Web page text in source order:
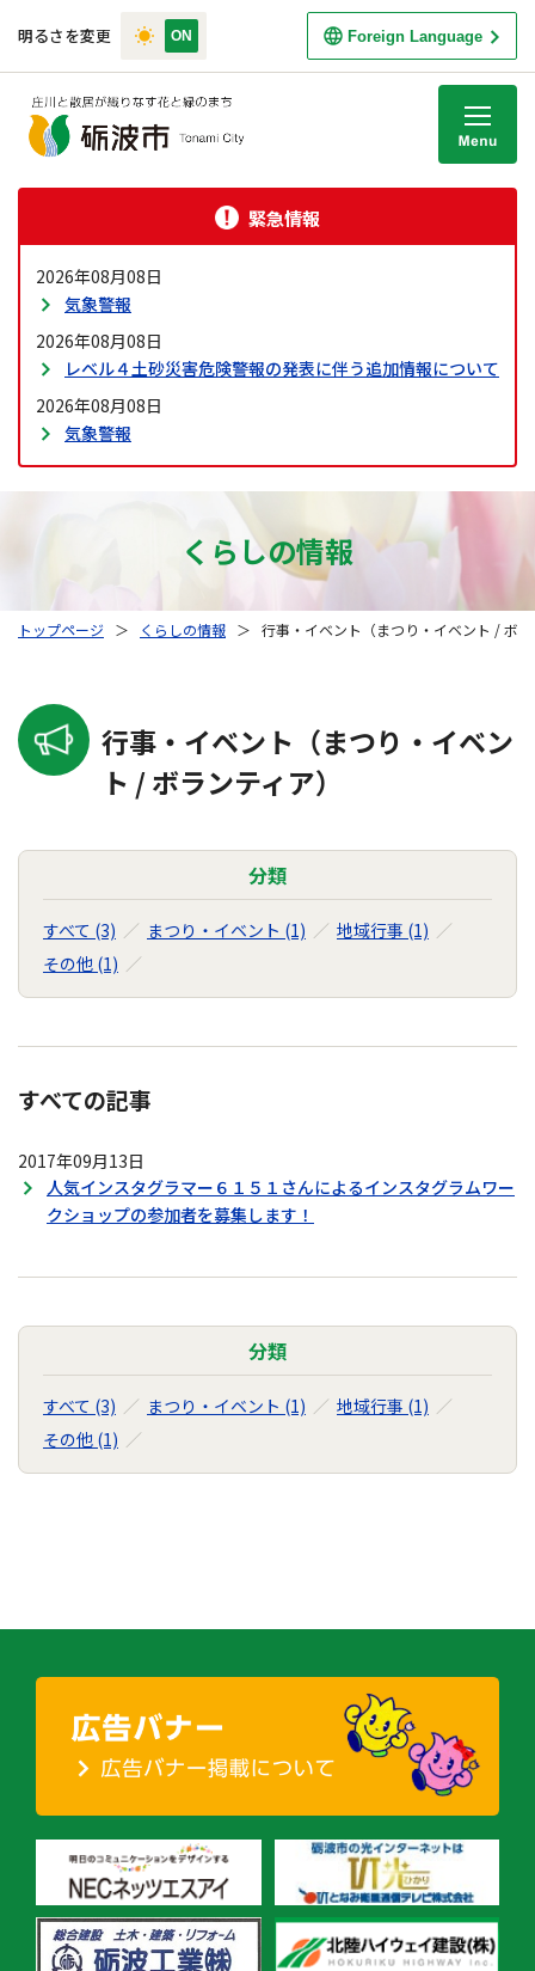
明るさを変更 Foreign Language
緊急情報
2026年08月08日
気象警報
2026年08月08日
レベル４土砂災害危険警報の発表に伴う追加情報について
2026年08月08日
気象警報
くらしの情報
トップページ ＞ くらしの情報 ＞ 行事・イベント（まつり・イベント / ボ
行事・イベント（まつり・イベン
ト / ボランティア）
分類
すべて (3) まつり・イベント (1)
地域行事 (1)
その他 (1)
すべての記事
2017年09月13日
人気インスタグラマー６１５１さんによるインスタグラムワー
クショップの参加者を募集します！
分類
すべて (3) まつり・イベント (1)
地域行事 (1)
その他 (1)